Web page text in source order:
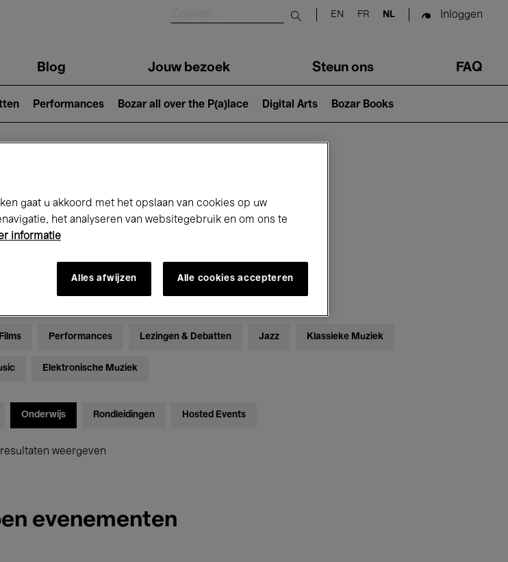
Submit search
EN FR NL Inloggen
Blog Jouw bezoek Steun ons FAQ
Performances Bozar all over the P(a)lace Digital Arts Bozar Books
Bozar
Zaterdag 23 Mei 2026
Films Performances Lezingen & Debatten Jazz Klassieke Muziek
Elektronische Muziek
Onderwijs Rondleidingen Hosted Events
weergeven
evenementen
gaat u akkoord met het opslaan van cookies op uw
het analyseren van websitegebruik en om ons te
informatie
Alles afwijzen Alle cookies accepteren